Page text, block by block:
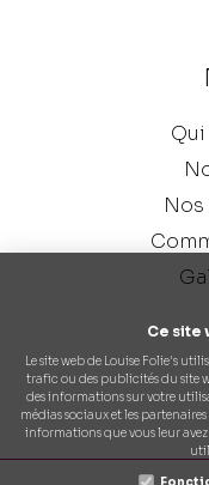
Ce site
Le site web de Louise Folie's
trafic ou des publicités du site
des informations sur votre
médias sociaux et les
informations que vous leur